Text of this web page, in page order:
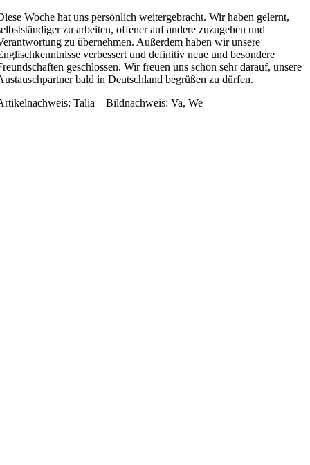
Woche hat uns persönlich weitergebracht. Wir haben gelernt,
zu arbeiten, offener auf andere zuzugehen und
zu übernehmen. Außerdem haben wir unsere
verbessert und definitiv neue und besondere
geschlossen. Wir freuen uns schon sehr darauf, unsere
bald in Deutschland begrüßen zu dürfen.
Talia – Bildnachweis: Va, We